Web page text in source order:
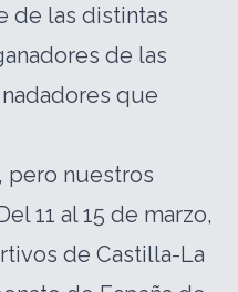
de las distintas
de las
que
pero nuestros
11 al 15 de marzo,
de Castilla-La